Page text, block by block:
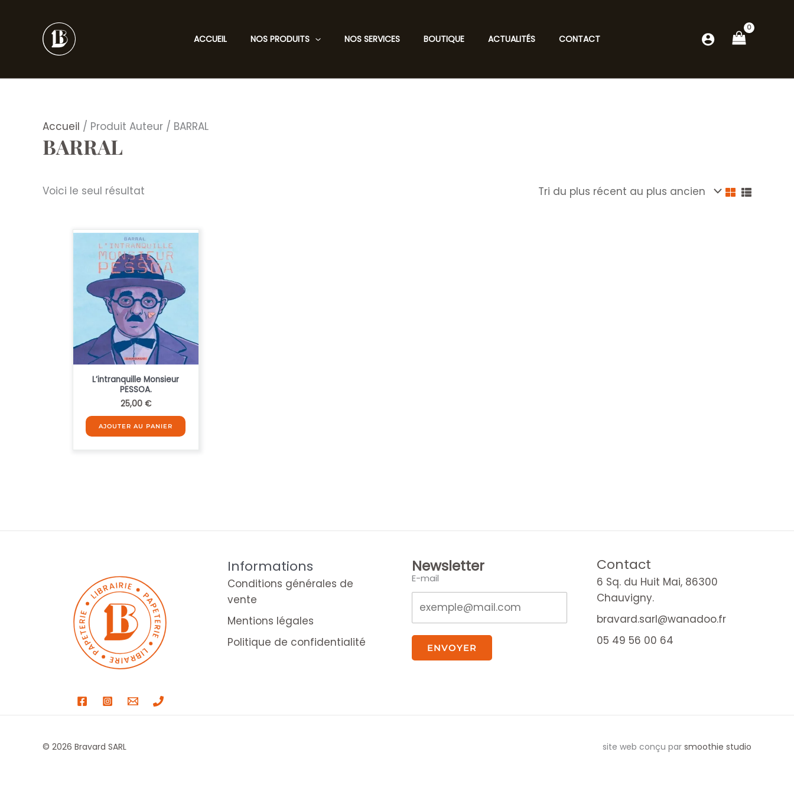
ACCUEIL NOS PRODUITS NOS SERVICES BOUTIQUE ACTUALITÉS CONTACT
Accueil / Produit Auteur / BARRAL
BARRAL
Voici le seul résultat
L’intranquille Monsieur
PESSOA.
25,00 €
AJOUTER AU PANIER
Informations
Conditions générales de
vente
Mentions légales
Politique de confidentialité
Newsletter
E-mail
ENVOYER
Contact
6 Sq. du Huit Mai, 86300
Chauvigny.
bravard.sarl@wanadoo.fr
05 49 56 00 64
© 2026 Bravard SARL site web conçu par smoothie studio